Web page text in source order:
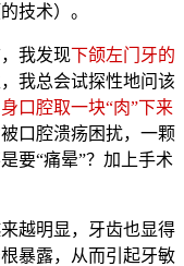
技术）。
我发现下颌左门牙的
我总会试探性地问该
口腔取一块“肉”下来
口腔溃疡困扰，一颗
要“痛晕”？加上手术
越明显，牙齿也显得
暴露，从而引起牙敏